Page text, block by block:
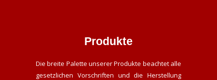
Produkte
Die breite Palette unserer Produkte beachtet alle
gesetzlichen Vorschriften und die Herstellung